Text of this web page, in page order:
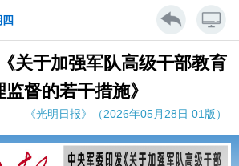
关于加强军队高级干部教育
监督的若干措施》
《光明日报》（2026年05月28日 01版）